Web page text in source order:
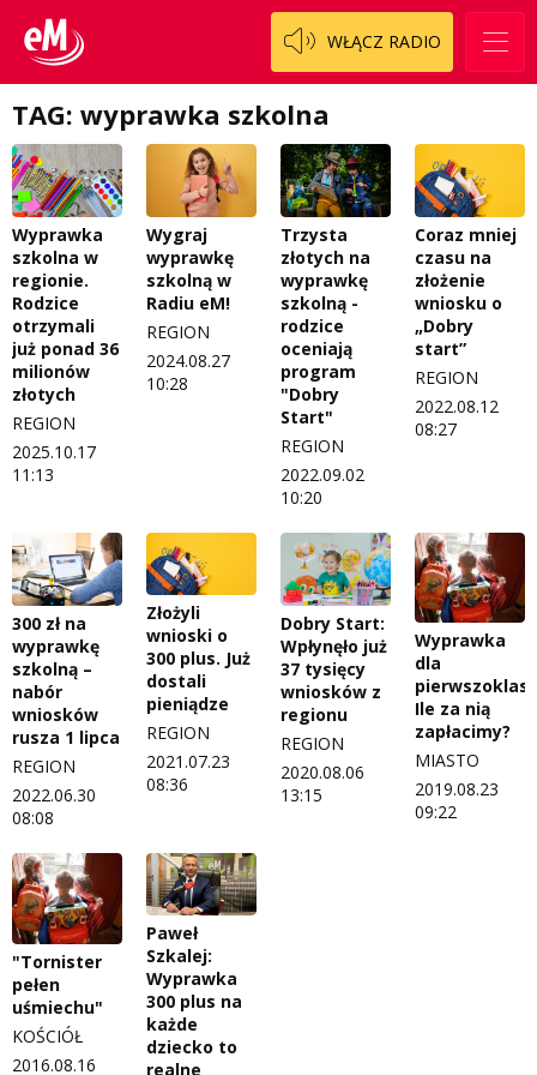
WŁĄCZ RADIO
Pacjent, którego nie zapomnę
Piąta strona świata
Prawdę mówiąc
Słowo Dnia
Tak wierzę
Weekend z blondynką
W starych Kielcach
Wszystko w temacie
Logo do pobrania
Regulamin przesyłania materiałów
Regulamin sklepu internetowego
Regulamin darowizn
Regulamin konkursu Zwierzak naszej klasy
Polityka prywatności
ZNAJDZIESZ NAS TAKŻE NA
TAG: wyprawka szkolna
Wyprawka
szkolna w
regionie.
Rodzice
otrzymali
już ponad 36
milionów
złotych
REGION
2025.10.17
11:13
Wygraj
wyprawkę
szkolną w
Radiu eM!
REGION
2024.08.27
10:28
Trzysta
złotych na
wyprawkę
szkolną -
rodzice
oceniają
program
"Dobry
Start"
REGION
2022.09.02
10:20
Coraz mniej
czasu na
złożenie
wniosku o
„Dobry
start”
REGION
2022.08.12
08:27
300 zł na
wyprawkę
szkolną –
nabór
wniosków
rusza 1 lipca
REGION
2022.06.30
08:08
Złożyli
wnioski o
300 plus. Już
dostali
pieniądze
REGION
2021.07.23
08:36
Dobry Start:
Wpłynęło już
37 tysięcy
wniosków z
regionu
REGION
2020.08.06
13:15
Wyprawka
dla
Ile za nią
zapłacimy?
MIASTO
2019.08.23
09:22
"Tornister
pełen
uśmiechu"
KOŚCIÓŁ
2016.08.16
Paweł
Szkalej:
Wyprawka
300 plus na
każde
dziecko to
realne